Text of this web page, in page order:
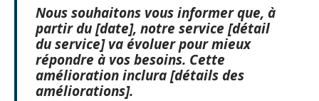
Nous souhaitons vous informer que, à
partir du [date], notre service [détail
du service] va évoluer pour mieux
répondre à vos besoins. Cette
amélioration inclura [détails des
améliorations].